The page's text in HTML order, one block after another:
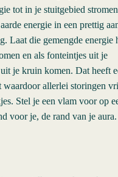
tot in je stuitgebied
energie in een prettig
Laat die gemengde energie
en als fonteintjes uit je
je kruin komen. Dat heeft
waardoor allerlei storingen
Stel je een vlam voor op
voor je, de rand van je aura.